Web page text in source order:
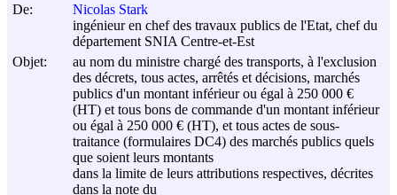
De:
Nicolas Stark
ingénieur en chef des travaux publics de l'Etat, chef du
département SNIA Centre-et-Est
Objet:
au nom du ministre chargé des transports, à l'exclusion
des décrets, tous actes, arrêtés et décisions, marchés
publics d'un montant inférieur ou égal à 250 000 €
(HT) et tous bons de commande d'un montant inférieur
ou égal à 250 000 € (HT), et tous actes de sous-
traitance (formulaires DC4) des marchés publics quels
que soient leurs montants
dans la limite de leurs attributions respectives, décrites
dans la note du